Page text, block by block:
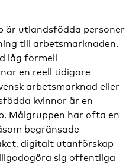
är utlandsfödda personer
till arbetsmarknaden.
låg formell
en reell tidigare
arbetsmarknad eller
kvinnor är en
Målgruppen har ofta en
begränsade
digitalt utanförskap
sig offentliga